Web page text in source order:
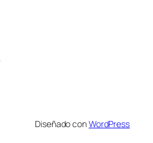
Diseñado conWordPress